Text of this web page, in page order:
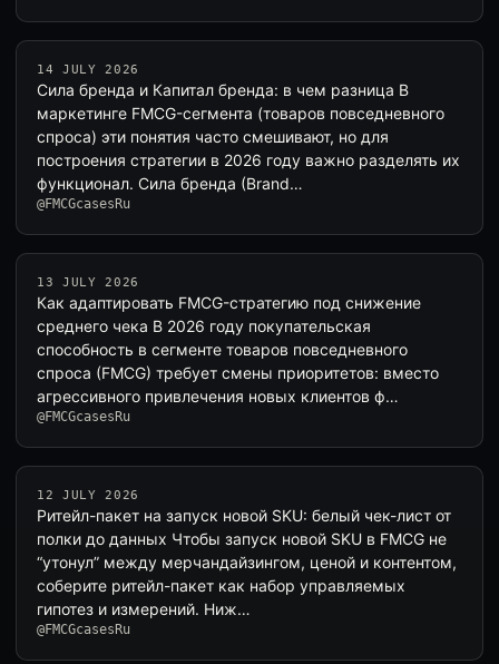
14 JULY 2026
Сила бренда и Капитал бренда: в чем разница В
маркетинге FMCG-сегмента (товаров повседневного
спроса) эти понятия часто смешивают, но для
построения стратегии в 2026 году важно разделять их
функционал. Сила бренда (Brand…
@FMCGcasesRu
13 JULY 2026
Как адаптировать FMCG-стратегию под снижение
среднего чека В 2026 году покупательская
способность в сегменте товаров повседневного
спроса (FMCG) требует смены приоритетов: вместо
агрессивного привлечения новых клиентов ф…
@FMCGcasesRu
12 JULY 2026
Ритейл-пакет на запуск новой SKU: белый чек-лист от
полки до данных Чтобы запуск новой SKU в FMCG не
“утонул” между мерчандайзингом, ценой и контентом,
соберите ритейл-пакет как набор управляемых
гипотез и измерений. Ниж…
@FMCGcasesRu